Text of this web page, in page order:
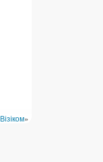
Візіком»